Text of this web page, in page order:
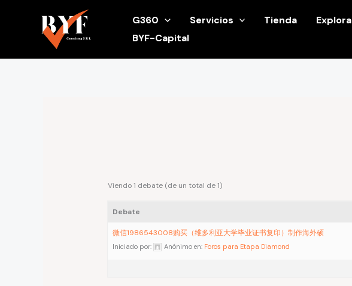
G360 Servicios Tienda Explora
BYF-Capital
Viendo 1 debate (de un total de 1)
Debate
微信1986543008购买（维多利亚大学毕业证书复印）制作海外硕
Iniciado por: Anónimo en: Foros para Etapa Diamond